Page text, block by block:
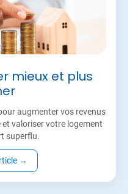
mieux et plus
augmenter vos revenus
valoriser votre logement
superflu.
→